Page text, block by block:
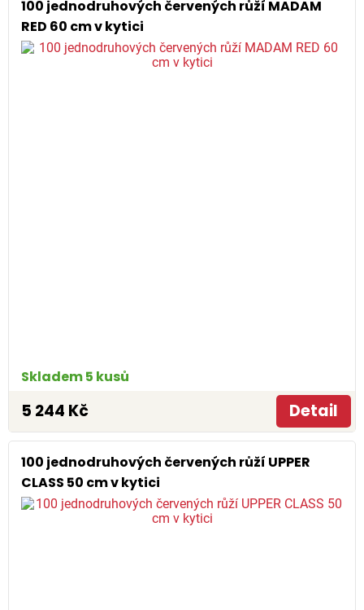
100 jednodruhových červených růží MADAM
RED 60 cm v kytici
Skladem 5 kusů
5 244 Kč Detail
100 jednodruhových červených růží UPPER
CLASS 50 cm v kytici